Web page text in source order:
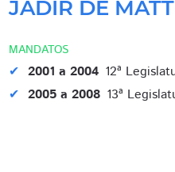
JADIR DE
MANDATOS
2001 a 2004 12ª
2005 a 2008 13ª